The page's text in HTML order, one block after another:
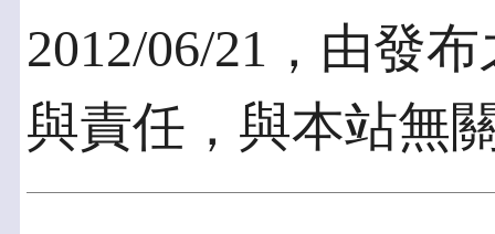
2012/06/21，由發
與責任，與本站無